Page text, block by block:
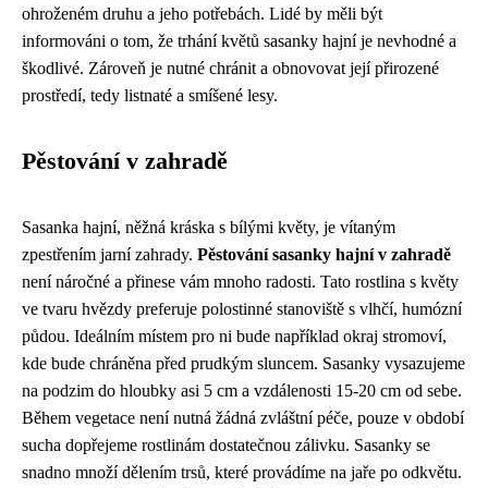
ohroženém druhu a jeho potřebách. Lidé by měli být
informováni o tom, že trhání květů sasanky hajní je nevhodné a
škodlivé. Zároveň je nutné chránit a obnovovat její přirozené
prostředí, tedy listnaté a smíšené lesy.
Pěstování v zahradě
Sasanka hajní, něžná kráska s bílými květy, je vítaným
zpestřením jarní zahrady. Pěstování sasanky hajní v zahradě
není náročné a přinese vám mnoho radosti. Tato rostlina s květy
ve tvaru hvězdy preferuje polostinné stanoviště s vlhčí, humózní
půdou. Ideálním místem pro ni bude například okraj stromoví,
kde bude chráněna před prudkým sluncem. Sasanky vysazujeme
na podzim do hloubky asi 5 cm a vzdálenosti 15-20 cm od sebe.
Během vegetace není nutná žádná zvláštní péče, pouze v období
sucha dopřejeme rostlinám dostatečnou zálivku. Sasanky se
snadno množí dělením trsů, které provádíme na jaře po odkvětu.